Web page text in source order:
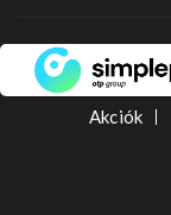
Akciók